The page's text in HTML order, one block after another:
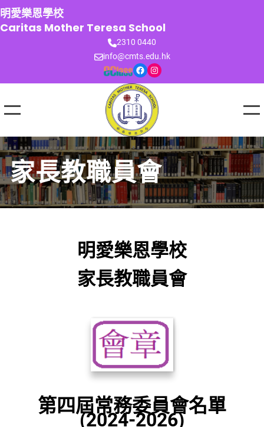
跳
至
主
明愛樂恩學校
Caritas Mother Teresa School
2310 0440
info@cmts.edu.hk
Facebook Instagram
家長教職員會
明愛樂恩學校
家長教職員會
第四屆常務委員會名單
(2024-2026)